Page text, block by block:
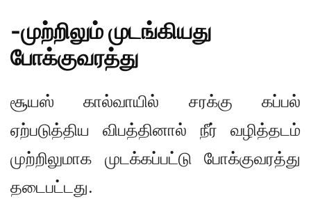
-முற்றிலும் முடங்கியது
போக்குவரத்து
சூயஸ் கால்வாயில் சரக்கு கப்பல்
ஏற்படுத்திய விபத்தினால் நீர் வழித்தடம்
முற்றிலுமாக முடக்கப்பட்டு போக்குவரத்து
தடைபட்டது.